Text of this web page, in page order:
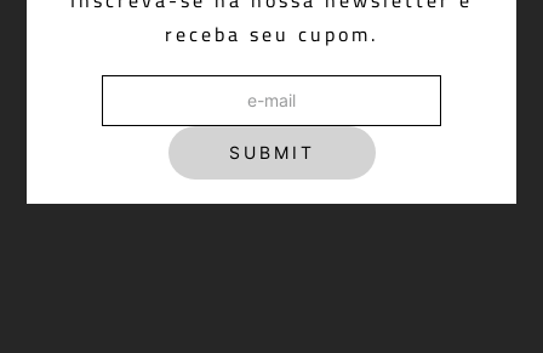
receba seu cupom.
SUBMIT